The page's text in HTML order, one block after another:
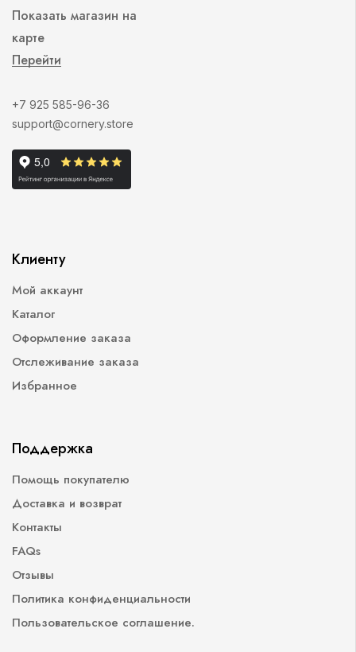
Показать магазин на
карте
Перейти
+7 925 585-96-36
support@cornery.store
Клиенту
Мой аккаунт
Каталог
Оформление заказа
Отслеживание заказа
Избранное
Поддержка
Помощь покупателю
Доставка и возврат
Контакты
FAQs
Отзывы
Политика конфиденциальности
Пользовательское соглашение.